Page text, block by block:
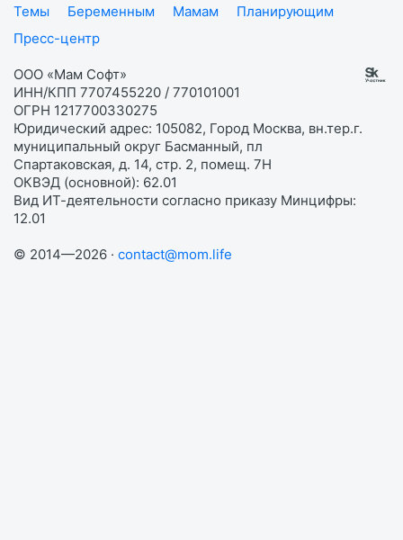
Темы
Беременным Мамам
Планирующим
Пресс-центр
ООО «Мам Софт»
ИНН/КПП 7707455220 / 770101001
ОГРН 1217700330275
Юридический адрес: 105082, Город Москва, вн.тер.г.
муниципальный округ Басманный, пл
Спартаковская, д. 14, стр. 2, помещ. 7Н
ОКВЭД (основной): 62.01
Вид ИТ-деятельности согласно приказу Минцифры:
12.01
© 2014—2026 · contact@mom.life